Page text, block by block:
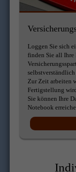
Loggen Sie sich
finden Sie all Ihre
Zur Zeit arbeiten
Fertigstellung
Sie können Ihre
Notebook